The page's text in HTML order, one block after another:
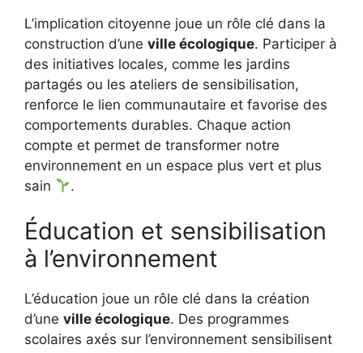
L’implication citoyenne joue un rôle clé dans la
construction d’une ville écologique. Participer à
des initiatives locales, comme les jardins
partagés ou les ateliers de sensibilisation,
renforce le lien communautaire et favorise des
comportements durables. Chaque action
compte et permet de transformer notre
environnement en un espace plus vert et plus
sain
.
Éducation et sensibilisation
à l’environnement
L’éducation joue un rôle clé dans la création
d’une ville écologique. Des programmes
scolaires axés sur l’environnement sensibilisent